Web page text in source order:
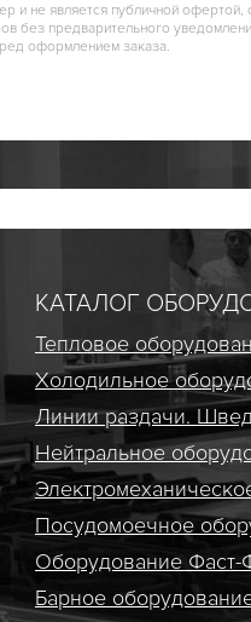
и не является публичной
без предварительного
оформлением заказа.
КАТАЛОГ
Тепловое
Холодильное
Линии раздачи.
Нейтральное
Посудомоечное
Оборудование Фаст-
Барное